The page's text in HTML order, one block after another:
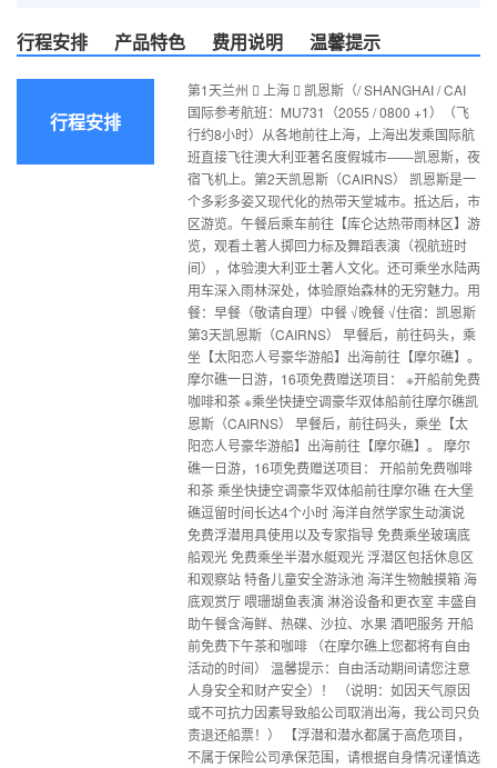
行程安排 产品特色 费用说明 温馨提示
行程安排
第1天兰州  上海  凯恩斯（/ SHANGHAI / CAI
国际参考航班：MU731（2055 / 0800 +1）（飞
行约8小时）从各地前往上海，上海出发乘国际航
班直接飞往澳大利亚著名度假城市——凯恩斯，夜
宿飞机上。第2天凯恩斯（CAIRNS） 凯恩斯是一
个多彩多姿又现代化的热带天堂城市。抵达后，市
区游览。午餐后乘车前往【库仑达热带雨林区】游
览，观看土著人掷回力标及舞蹈表演（视航班时
间），体验澳大利亚土著人文化。还可乘坐水陆两
用车深入雨林深处，体验原始森林的无穷魅力。用
餐：早餐（敬请自理）中餐 √晚餐 √住宿：凯恩斯
第3天凯恩斯（CAIRNS） 早餐后，前往码头，乘
坐【太阳恋人号豪华游船】出海前往【摩尔礁】。
摩尔礁一日游，16项免费赠送项目： ※开船前免费
咖啡和茶 ※乘坐快捷空调豪华双体船前往摩尔礁凯
恩斯（CAIRNS） 早餐后，前往码头，乘坐【太
阳恋人号豪华游船】出海前往【摩尔礁】。 摩尔
礁一日游，16项免费赠送项目： 开船前免费咖啡
和茶 乘坐快捷空调豪华双体船前往摩尔礁 在大堡
礁逗留时间长达4个小时 海洋自然学家生动演说
免费浮潜用具使用以及专家指导 免费乘坐玻璃底
船观光 免费乘坐半潜水艇观光 浮潜区包括休息区
和观察站 特备儿童安全游泳池 海洋生物触摸箱 海
底观赏厅 喂珊瑚鱼表演 淋浴设备和更衣室 丰盛自
助午餐含海鲜、热碟、沙拉、水果 酒吧服务 开船
前免费下午茶和咖啡 （在摩尔礁上您都将有自由
活动的时间） 温馨提示：自由活动期间请您注意
人身安全和财产安全）！ （说明：如因天气原因
或不可抗力因素导致船公司取消出海，我公司只负
责退还船票！） 【浮潜和潜水都属于高危项目，
不属于保险公司承保范围，请根据自身情况谨慎选